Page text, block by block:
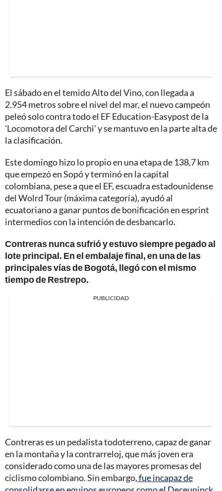
El sábado en el temido Alto del Vino, con llegada a
2.954 metros sobre el nivel del mar, el nuevo campeón
peleó solo contra todo el EF Education-Easypost de la
'Locomotora del Carchi' y se mantuvo en la parte alta de
la clasificación.
Este domingo hizo lo propio en una etapa de 138,7 km
que empezó en Sopó y terminó en la capital
colombiana, pese a que el EF, escuadra estadounidense
del Wolrd Tour (máxima categoría), ayudó al
ecuatoriano a ganar puntos de bonificación en esprint
intermedios con la intención de desbancarlo.
Contreras nunca sufrió y estuvo siempre pegado al
lote principal. En el embalaje final, en una de las
principales vías de Bogotá, llegó con el mismo
tiempo de Restrepo.
PUBLICIDAD
Contreras es un pedalista todoterreno, capaz de ganar
en la montaña y la contrarreloj, que más joven era
considerado como una de las mayores promesas del
ciclismo colombiano. Sin embargo,fue incapaz de